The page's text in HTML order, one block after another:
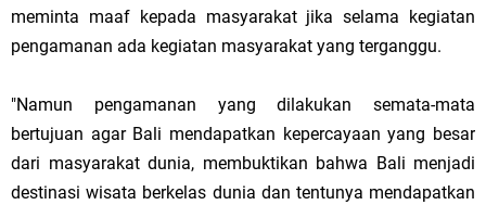
meminta maaf kepada masyarakat jika selama kegiatan
pengamanan ada kegiatan masyarakat yang terganggu.
"Namun pengamanan yang dilakukan semata-mata
bertujuan agar Bali mendapatkan kepercayaan yang besar
dari masyarakat dunia, membuktikan bahwa Bali menjadi
destinasi wisata berkelas dunia dan tentunya mendapatkan